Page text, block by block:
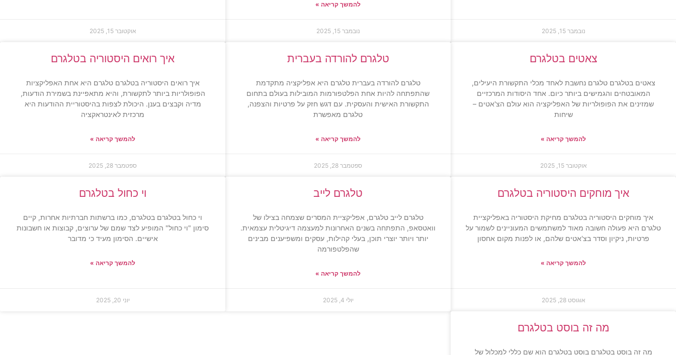
נובמבר 15, 2025
להמשך קריאה »
נובמבר 15, 2025 אוקטובר 15, 2025
צאטים בטלגרם
צאטים בטלגרם טלגרם נחשבת לאחד מכלי התקשורת היעילים,
המאובטחים והגמישים ביותר כיום. אחד היסודות המרכזיים
שמזינים את הפופולריות של האפליקציה הוא עולם הצ'אטים –
שיחות
להמשך קריאה »
אוקטובר 15, 2025
טלגרם להורדה בעברית
טלגרם להורדה בעברית טלגרם היא אפליקציה מתקדמת
שהתפתחה להיות אחת הפלטפורמות המובילות בעולם בתחום
התקשורת האישית והעסקית. עם דגש חזק על פרטיות והצפנה,
טלגרם מאפשרת
להמשך קריאה »
ספטמבר 28, 2025
איך רואים היסטוריה בטלגרם
איך רואים היסטוריה בטלגרם טלגרם היא אחת האפליקציות
הפופולריות ביותר לתקשורת, והיא מתאפיינת בשמירת הודעות,
מדיה וקבצים בענן. היכולת לצפות בהיסטוריית ההודעות היא
מרכזית לאינטראקציה
להמשך קריאה »
ספטמבר 28, 2025
איך מוחקים היסטוריה בטלגרם
איך מוחקים היסטוריה בטלגרם מחיקת היסטוריה באפליקציית
טלגרם היא פעולה חשובה מאוד למשתמשים המעוניינים לשמור על
פרטיות, ניקיון וסדר בצ'אטים שלהם, או לפנות מקום אחסון
להמשך קריאה »
אוגוסט 28, 2025
טלגרם לייב
טלגרם לייב טלגרם, אפליקציית המסרים שצמחה בצילו של
וואטסאפ, התפתחה בשנים האחרונות למעצמה דיגיטלית עצמאית.
יותר ויותר יוצרי תוכן, בעלי קהילות, עסקים ומשפיענים מבינים
שהפלטפורמה
להמשך קריאה »
יולי 4, 2025
וי כחול בטלגרם
וי כחול בטלגרם בטלגרם, כמו ברשתות חברתיות אחרות, קיים
סימון "וי כחול" המופיע לצד שמם של ערוצים, קבוצות או חשבונות
אישיים. הסימון מעיד כי מדובר
להמשך קריאה »
יוני 20, 2025
מה זה בוסט בטלגרם
מה זה בוסט בטלגרם בוסט בטלגרם הוא שם כללי למכלול של